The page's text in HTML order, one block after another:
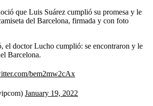
que Luis Suárez cumplió su promesa y le
del Barcelona, firmada y con foto
el doctor Lucho cumplió: se encontraron y le
Barcelona.
bem2mw2cAx
January 19, 2022